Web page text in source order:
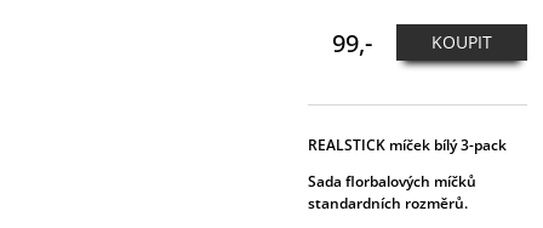
99,- KOUPIT
REALSTICK míček bílý 3-pack
Sada florbalových míčků
standardních rozměrů.